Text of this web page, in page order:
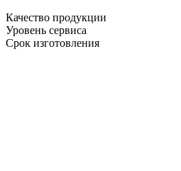
Качество продукции
Уровень сервиса
Срок изготовления